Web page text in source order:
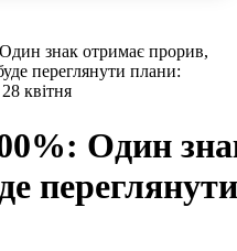
знак отримає прорив,
переглянути плани:
квітня
Один